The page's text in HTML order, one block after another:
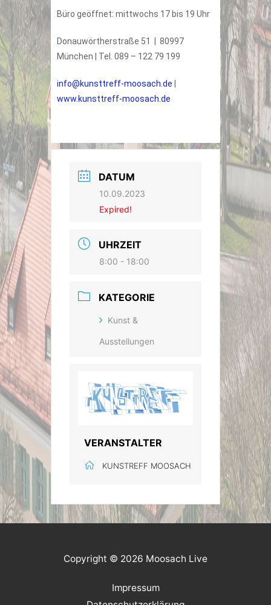
Büro geöffnet: mittwochs 17 bis 19 Uhr
Donauwörtherstraße 51 | 80997
München | Tel. 089 – 122 79 199
info@kunsttreff-moosach.de
www.kunsttreff-moosach.de
DATUM
10.09.2023
Expired!
UHRZEIT
8:00 - 18:00
KATEGORIE
Kunst &
Ausstellungen
VERANSTALTER
KUNSTREFF MOOSACH
Copyright © 2026 Moosach Live
Impressum